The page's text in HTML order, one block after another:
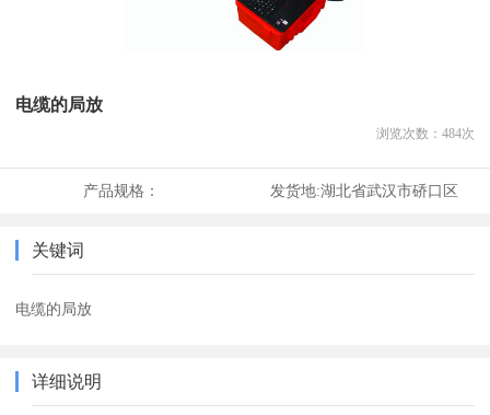
电缆的局放
浏览次数： 484次
产品规格： 发货地:湖北省武汉市硚口区
关键词
电缆的局放
详细说明